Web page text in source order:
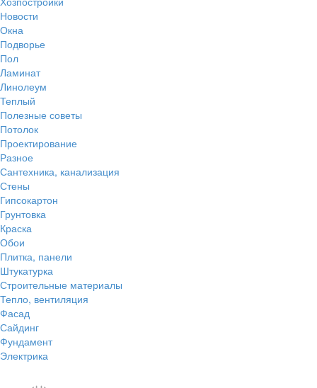
Новости
Окна
Подворье
Пол
Ламинат
Линолеум
Теплый
Полезные советы
Потолок
Проектирование
Разное
Сантехника, канализация
Стены
Гипсокартон
Грунтовка
Краска
Обои
Плитка, панели
Штукатурка
Строительные материалы
Тепло, вентиляция
Фасад
Сайдинг
Фундамент
Электрика